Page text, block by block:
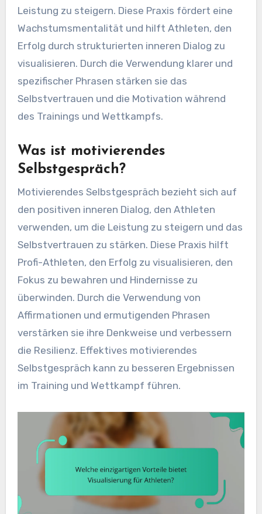
Leistung zu steigern. Diese Praxis fördert eine
Wachstumsmentalität und hilft Athleten, den
Erfolg durch strukturierten inneren Dialog zu
visualisieren. Durch die Verwendung klarer und
spezifischer Phrasen stärken sie das
Selbstvertrauen und die Motivation während
des Trainings und Wettkampfs.
Was ist motivierendes
Selbstgespräch?
Motivierendes Selbstgespräch bezieht sich auf
den positiven inneren Dialog, den Athleten
verwenden, um die Leistung zu steigern und das
Selbstvertrauen zu stärken. Diese Praxis hilft
Profi-Athleten, den Erfolg zu visualisieren, den
Fokus zu bewahren und Hindernisse zu
überwinden. Durch die Verwendung von
Affirmationen und ermutigenden Phrasen
verstärken sie ihre Denkweise und verbessern
die Resilienz. Effektives motivierendes
Selbstgespräch kann zu besseren Ergebnissen
im Training und Wettkampf führen.